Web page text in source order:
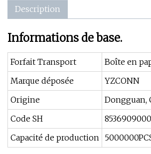
Description
Informations de base.
Forfait Transport
Boîte en
Marque déposée
YZCONN
Origine
Dongguan,
Code SH
8536909000
Capacité de production